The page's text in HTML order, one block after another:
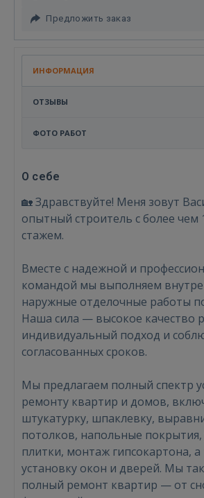
Предложить заказ
ИНФОРМАЦИЯ
ОТЗЫВЫ
ФОТО РАБОТ
О себе
🏡 Здравствуйте! Меня зовут
опытный строитель с более чем
стажем.
Вместе с надежной и
командой мы выполняем
наружные отделочные работы
Наша сила — высокое качество
индивидуальный подход и
согласованных сроков.
Мы предлагаем полный спектр
ремонту квартир и домов,
штукатурку, шпаклевку,
потолков, напольные покрытия,
плитки, монтаж гипсокартона,
установку окон и дверей. Мы
полный ремонт квартир — от